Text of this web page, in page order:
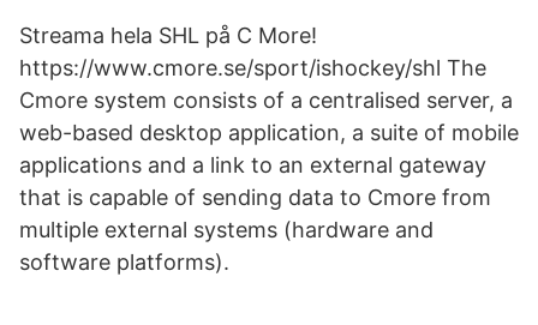
Streama hela SHL på C More!
https://www.cmore.se/sport/ishockey/shl The
Cmore system consists of a centralised server, a
web-based desktop application, a suite of mobile
applications and a link to an external gateway
that is capable of sending data to Cmore from
multiple external systems (hardware and
software platforms).